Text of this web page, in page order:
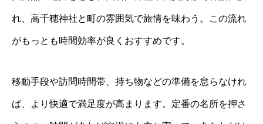
れ、高千穂神社と町の雰囲気で旅情を味わう。この流れ
がもっとも時間効率が良くおすすめです。
移動手段や訪問時間帯、持ち物などの準備を怠らなけれ
ば、より快適で満足度が高まります。定番の名所を押さ